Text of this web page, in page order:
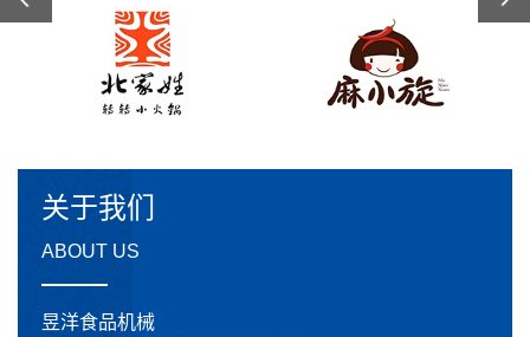
关于我们
ABOUT US
昱洋食品机械